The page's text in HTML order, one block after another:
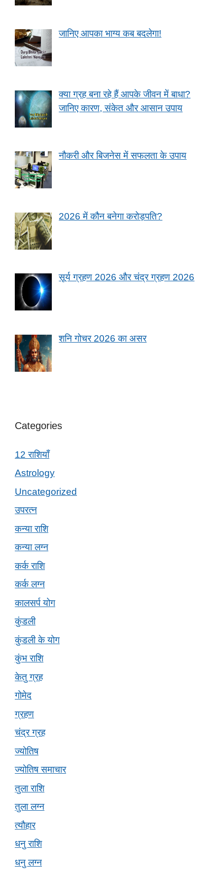
जानिए आपका भाग्य कब बदलेगा!
क्या ग्रह बना रहे हैं आपके जीवन में बाधा?
जानिए कारण, संकेत और आसान उपाय
नौकरी और बिजनेस में सफलता के उपाय
2026 में कौन बनेगा करोड़पति?
सूर्य ग्रहण 2026 और चंद्र ग्रहण 2026
शनि गोचर 2026 का असर
Categories
12 राशियाँ
Astrology
Uncategorized
उपरत्न
कन्या राशि
कन्या लग्न
कर्क राशि
कर्क लग्न
कालसर्प योग
कुंडली
कुंडली के योग
कुंभ राशि
केतु ग्रह
गोमेद
ग्रहण
चंद्र ग्रह
ज्योतिष
ज्योतिष समाचार
तुला राशि
तुला लग्न
त्यौहार
धनु राशि
धनु लग्न